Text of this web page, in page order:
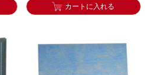
カートに入れる